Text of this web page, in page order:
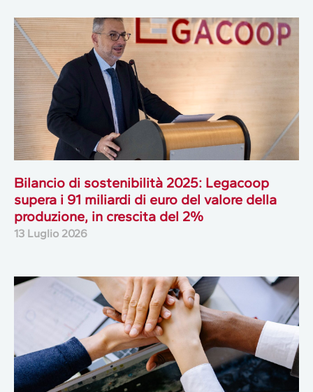
Bilancio di sostenibilità 2025: Legacoop
supera i 91 miliardi di euro del valore della
produzione, in crescita del 2%
13 Luglio 2026